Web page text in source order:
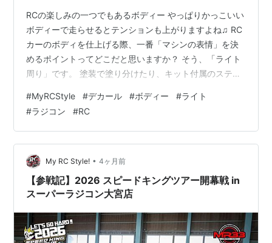
RCの楽しみの一つでもあるボディー やっぱりかっこいい
ボディーで走らせるとテンションも上がりますよね♫ RC
カーのボディを仕上げる際、一番「マシンの表情」を決
めるポイントってどこだと思いますか？ そう、「ライト
周り」です。 塗装で塗り分けたり、キット付属のステッ
「奥行き感が欲しい」「ほかの人と差をつけたい」と感
じたことがある方も多いはず。 自分もずっと「納得のい
くライト周りの表現」を模索してきましたが、この度、
ついに理想の形になったオリジナル製品が完成しまし
た！ こだわりを詰め込んだ2つのラインナップ 今回リリ
ースしたのは、コンセプトの異なる…
#MyRCStyle #デカール #ボディー #ライト
#ラジコン #RC
My RC Style! • 4ヶ月前
【参戦記】2026 スピードキングツアー開幕戦 in
スーパーラジコン大宮店